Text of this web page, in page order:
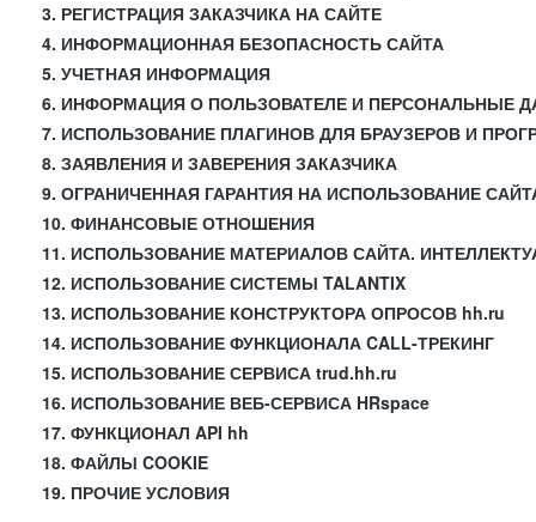
3. РЕГИСТРАЦИЯ ЗАКАЗЧИКА НА САЙТЕ
4. ИНФОРМАЦИОННАЯ БЕЗОПАСНОСТЬ САЙТА
5. УЧЕТНАЯ ИНФОРМАЦИЯ
6. ИНФОРМАЦИЯ О ПОЛЬЗОВАТЕЛЕ И ПЕРСОНАЛЬНЫЕ
7. ИСПОЛЬЗОВАНИЕ ПЛАГИНОВ ДЛЯ БРАУЗЕРОВ И
8. ЗАЯВЛЕНИЯ И ЗАВЕРЕНИЯ ЗАКАЗЧИКА
9. ОГРАНИЧЕННАЯ ГАРАНТИЯ НА ИСПОЛЬЗОВАНИЕ
10. ФИНАНСОВЫЕ ОТНОШЕНИЯ
11. ИСПОЛЬЗОВАНИЕ МАТЕРИАЛОВ САЙТА.
12. ИСПОЛЬЗОВАНИЕ СИСТЕМЫ TALANTIX
13. ИСПОЛЬЗОВАНИЕ КОНСТРУКТОРА ОПРОСОВ hh.ru
14. ИСПОЛЬЗОВАНИЕ ФУНКЦИОНАЛА CALL-ТРЕКИНГ
15. ИСПОЛЬЗОВАНИЕ СЕРВИСА trud.hh.ru
16. ИСПОЛЬЗОВАНИЕ ВЕБ-СЕРВИСА HRspace
17. ФУНКЦИОНАЛ API hh
18. ФАЙЛЫ COOKIE
19. ПРОЧИЕ УСЛОВИЯ